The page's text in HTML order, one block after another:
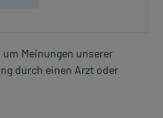
Meinungen unserer
durch einen Arzt oder